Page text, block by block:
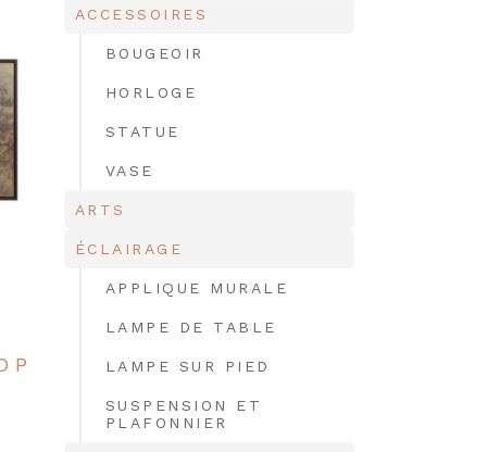
P
ACCESSOIRES
BOUGEOIR
HORLOGE
STATUE
VASE
ARTS
ÉCLAIRAGE
APPLIQUE MURALE
LAMPE DE TABLE
LAMPE SUR PIED
SUSPENSION ET
PLAFONNIER